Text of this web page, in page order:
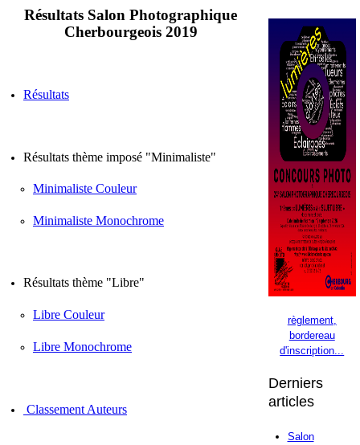
Résultats Salon Photographique
Cherbourgeois 2019
Résultats
Résultats thème imposé "Minimaliste"
Minimaliste Couleur
Minimaliste Monochrome
Résultats thème "Libre"
Libre Couleur
Libre Monochrome
Classement Auteurs
règlement,
bordereau
d'inscription...
Derniers
articles
Salon